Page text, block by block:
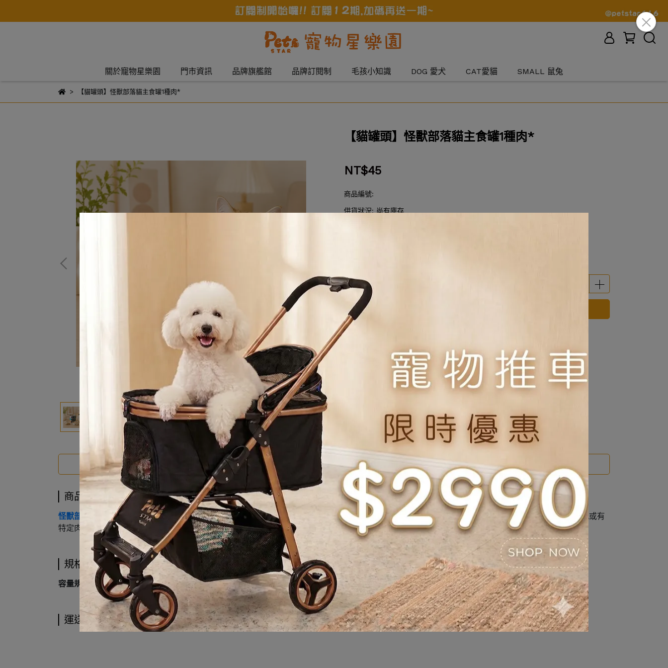
關於寵物星樂園 門市資訊 品牌旗艦館 品牌訂閱制 毛孩小知識 DOG 愛犬 CAT愛貓 SMALL 鼠兔
【貓罐頭】怪獸部落貓主食罐1種肉*
【貓罐頭】怪獸部落貓主食罐1種肉*
NT$45
商品編號:
供貨狀況:尚有庫存
商品介紹 規格說明 運送方式
商品介紹
怪獸部落（LitoMon）貓用「1種肉」低敏無膠主食罐 是一款主打 單一肉源、無膠、無穀、低敏 的貓咪主食罐，高達98% 鮮肉含量 ，適合幼貓與腸胃敏感或有
特定肉類過敏的貓咪。
規格說明
容量規格 ：分為82g 小罐 與165g 大罐兩款。
運送方式